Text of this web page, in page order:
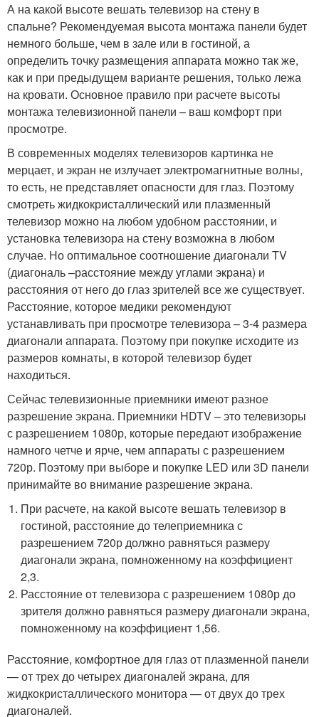
А на какой высоте вешать телевизор на стену в
спальне? Рекомендуемая высота монтажа панели будет
немного больше, чем в зале или в гостиной, а
определить точку размещения аппарата можно так же,
как и при предыдущем варианте решения, только лежа
на кровати. Основное правило при расчете высоты
монтажа телевизионной панели – ваш комфорт при
просмотре.
В современных моделях телевизоров картинка не
мерцает, и экран не излучает электромагнитные волны,
то есть, не представляет опасности для глаз. Поэтому
смотреть жидкокристаллический или плазменный
телевизор можно на любом удобном расстоянии, и
установка телевизора на стену возможна в любом
случае. Но оптимальное соотношение диагонали TV
(диагональ –расстояние между углами экрана) и
расстояния от него до глаз зрителей все же существует.
Расстояние, которое медики рекомендуют
устанавливать при просмотре телевизора – 3-4 размера
диагонали аппарата. Поэтому при покупке исходите из
размеров комнаты, в которой телевизор будет
находиться.
Сейчас телевизионные приемники имеют разное
разрешение экрана. Приемники HDTV – это телевизоры
с разрешением 1080р, которые передают изображение
намного четче и ярче, чем аппараты с разрешением
720р. Поэтому при выборе и покупке LED или 3D панели
принимайте во внимание разрешение экрана.
При расчете, на какой высоте вешать телевизор в
гостиной, расстояние до телеприемника с
разрешением 720р должно равняться размеру
диагонали экрана, помноженному на коэффициент
2,3.
Расстояние от телевизора с разрешением 1080р до
зрителя должно равняться размеру диагонали экрана,
помноженному на коэффициент 1,56.
Расстояние, комфортное для глаз от плазменной панели
— от трех до четырех диагоналей экрана, для
жидкокристаллического монитора — от двух до трех
диагоналей.